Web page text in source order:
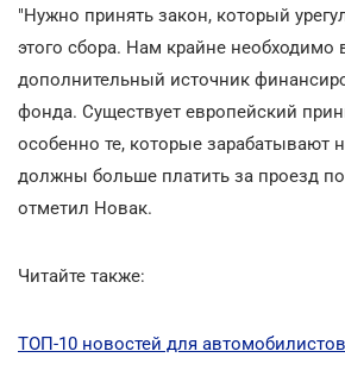
"Нужно принять закон, который
этого сбора. Нам крайне необходимо
дополнительный источник
фонда. Существует европейский
особенно те, которые зарабатывают
должны больше платить за проезд
отметил Новак.
Читайте также:
ТОП-10 новостей для автомобилистов